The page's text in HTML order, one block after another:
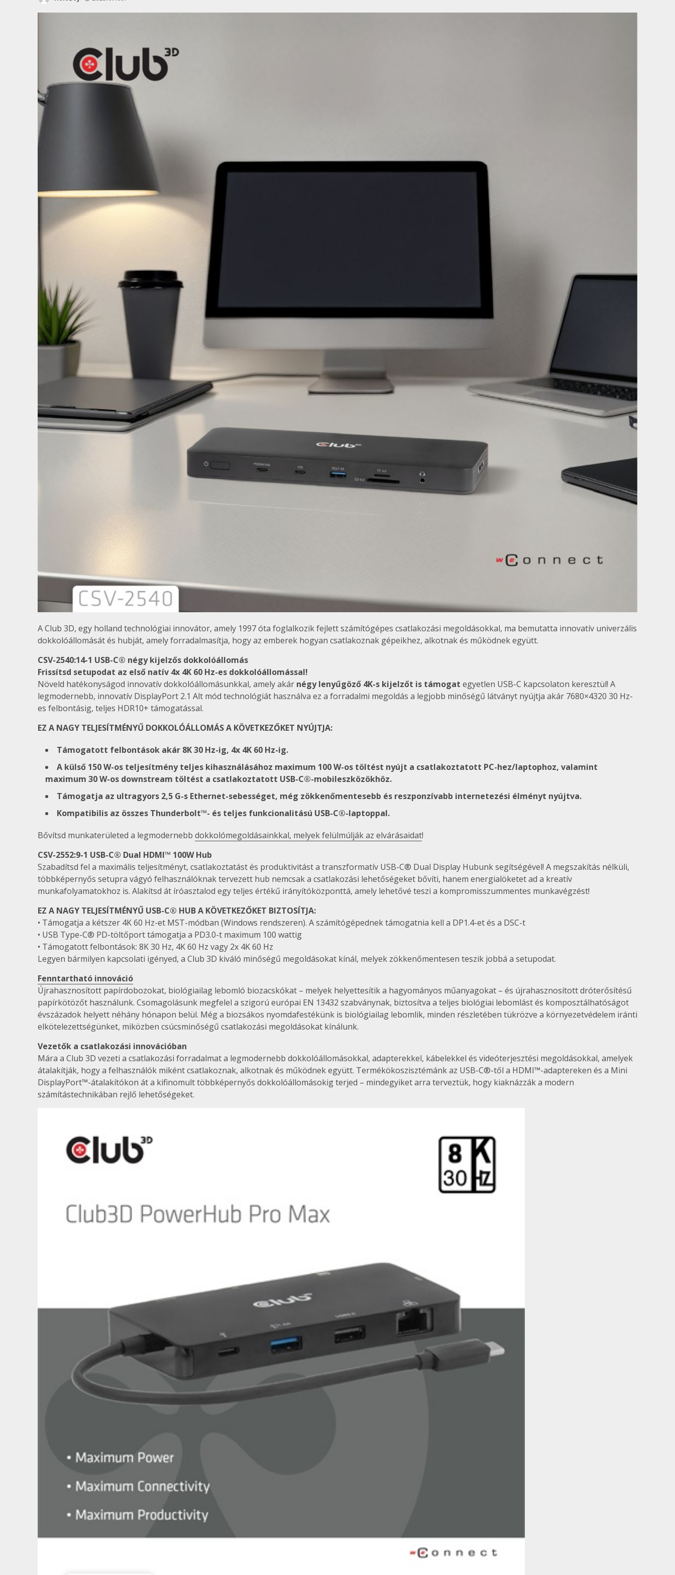
A Club 3D, egy holland technológiai innovátor, amely 1997 óta foglalkozik fejlett számítógépes csatlakozási megoldásokkal, ma bemutatta innovatív univerzális
dokkolóállomását és hubját, amely forradalmasítja, hogy az emberek hogyan csatlakoznak gépeikhez, alkotnak és működnek együtt.
CSV-2540:14-1 USB-C® négy kijelzős dokkolóállomás
Frissítsd setupodat az első natív 4x 4K 60 Hz-es dokkolóállomással!
Növeld hatékonyságod innovatív dokkolóállomásunkkal, amely akár négy lenyűgöző 4K-s kijelzőt is támogat egyetlen USB-C kapcsolaton keresztül! A
legmodernebb, innovatív DisplayPort 2.1 Alt mód technológiát használva ez a forradalmi megoldás a legjobb minőségű látványt nyújtja akár 7680×4320 30 Hz-
es felbontásig, teljes HDR10+ támogatással.
EZ A NAGY TELJESÍTMÉNYŰ DOKKOLÓÁLLOMÁS A KÖVETKEZŐKET NYÚJTJA:
Támogatott felbontások akár 8K 30 Hz-ig, 4x 4K 60 Hz-ig.
A külső 150 W-os teljesítmény teljes kihasználásához maximum 100 W-os töltést nyújt a csatlakoztatott PC-hez/laptophoz, valamint
maximum 30 W-os downstream töltést a csatlakoztatott USB-C®-mobileszközökhöz.
Támogatja az ultragyors 2,5 G-s Ethernet-sebességet, még zökkenőmentesebb és reszponzívabb internetezési élményt nyújtva.
Kompatibilis az összes Thunderbolt™- és teljes funkcionalitású USB-C®-laptoppal.
Bővítsd munkaterületed a legmodernebb dokkolómegoldásainkkal, melyek felülmúlják az elvárásaidat!
CSV-2552:9-1 USB-C® Dual HDMI™ 100W Hub
Szabadítsd fel a maximális teljesítményt, csatlakoztatást és produktivitást a transzformatív USB-C® Dual Display Hubunk segítségével! A megszakítás nélküli,
többképernyős setupra vágyó felhasználóknak tervezett hub nemcsak a csatlakozási lehetőségeket bővíti, hanem energialöketet ad a kreatív
munkafolyamatokhoz is. Alakítsd át íróasztalod egy teljes értékű irányítóközponttá, amely lehetővé teszi a kompromisszummentes munkavégzést!
EZ A NAGY TELJESÍTMÉNYŰ USB-C® HUB A KÖVETKEZŐKET BIZTOSÍTJA:
• Támogatja a kétszer 4K 60 Hz-et MST-módban (Windows rendszeren). A számítógépednek támogatnia kell a DP1.4-et és a DSC-t
• USB Type-C® PD-töltőport támogatja a PD3.0-t maximum 100 wattig
• Támogatott felbontások: 8K 30 Hz, 4K 60 Hz vagy 2x 4K 60 Hz
Legyen bármilyen kapcsolati igényed, a Club 3D kiváló minőségű megoldásokat kínál, melyek zökkenőmentesen teszik jobbá a setupodat.
Fenntartható innováció
Újrahasznosított papírdobozokat, biológiailag lebomló biozacskókat – melyek helyettesítik a hagyományos műanyagokat – és újrahasznosított dróterősítésű
papírkötözőt használunk. Csomagolásunk megfelel a szigorú európai EN 13432 szabványnak, biztosítva a teljes biológiai lebomlást és komposztálhatóságot
évszázadok helyett néhány hónapon belül. Még a biozsákos nyomdafestékünk is biológiailag lebomlik, minden részletében tükrözve a környezetvédelem iránti
elkötelezettségünket, miközben csúcsminőségű csatlakozási megoldásokat kínálunk.
Vezetők a csatlakozási innovációban
Mára a Club 3D vezeti a csatlakozási forradalmat a legmodernebb dokkolóállomásokkal, adapterekkel, kábelekkel és videóterjesztési megoldásokkal, amelyek
átalakítják, hogy a felhasználók miként csatlakoznak, alkotnak és működnek együtt. Termékökoszisztémánk az USB-C®-től a HDMI™-adaptereken és a Mini
DisplayPort™-átalakítókon át a kifinomult többképernyős dokkolóállomásokig terjed – mindegyiket arra terveztük, hogy kiaknázzák a modern
számítástechnikában rejlő lehetőségeket.